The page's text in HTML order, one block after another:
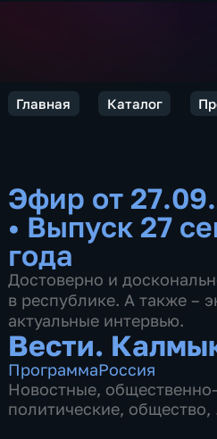
Главная Каталог
Эфир от
• Выпуск 27
года
Достоверно и
в республике. А также –
актуальные интервью.
Вести.
ПрограммаРоссия
Новостные, общественно-
политические, общество,